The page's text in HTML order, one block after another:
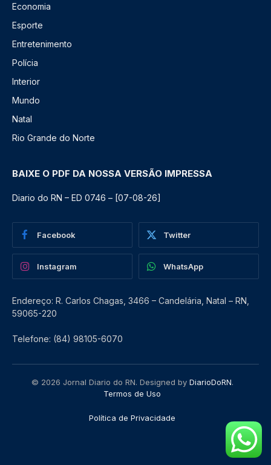
Economia
Esporte
Entretenimento
Polícia
Interior
Mundo
Natal
Rio Grande do Norte
BAIXE O PDF DA NOSSA VERSÃO IMPRESSA
Diario do RN – ED 0746 – [07-08-26]
Facebook Twitter
Instagram WhatsApp
Endereço: R. Carlos Chagas, 3466 – Candelária, Natal – RN,
59065-220
Telefone: (84) 98105-6070
© 2026 Jornal Diario do RN. Designed by DiarioDoRN.
Termos de Uso
Política de Privacidade